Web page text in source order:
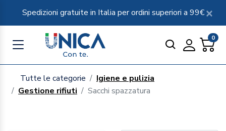
Spedizioni gratuite in Italia per ordini superiori a 99€
0
Tutte le categorie
Igiene e pulizia
Gestione rifiuti
Sacchi spazzatura